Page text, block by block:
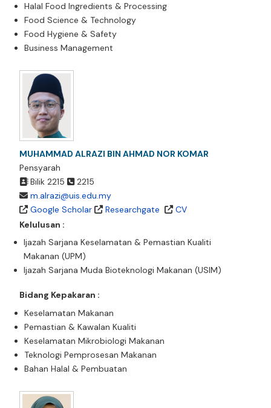
Halal Food Ingredients & Processing
Food Science & Technology
Food Hygiene & Safety
Business Management
MUHAMMAD ALRAZI BIN AHMAD NOR KOMAR
Pensyarah
Bilik 2215
2215
m.alrazi@uis.edu.my
Google Scholar
Researchgate
CV
Kelulusan :
Ijazah Sarjana Keselamatan & Pemastian Kualiti
Makanan (UPM)
Ijazah Sarjana Muda Bioteknologi Makanan (USIM)
Bidang Kepakaran :
Keselamatan Makanan
Pemastian & Kawalan Kualiti
Keselamatan Mikrobiologi Makanan
Teknologi Pemprosesan Makanan
Bahan Halal & Pembuatan